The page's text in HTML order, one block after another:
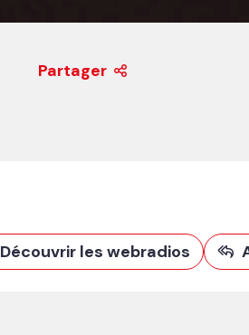
Partager
Découvrir les webradios